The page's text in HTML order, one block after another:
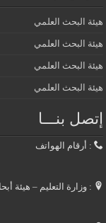
هيئة البحث العلمي
هيئة البحث العلمي
هيئة البحث العلمي
هيئة البحث العلمي
إتصل بنـــا
: أرقام الهواتف
: وزارة التعليم – هيئة